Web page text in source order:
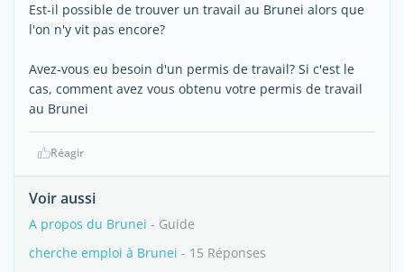
Est-il possible de trouver un travail au Brunei alors que
l'on n'y vit pas encore?
Avez-vous eu besoin d'un permis de travail? Si c'est le
cas, comment avez vous obtenu votre permis de travail
au Brunei
Réagir
Voir aussi
A propos du Brunei - Guide
cherche emploi à Brunei - 15 Réponses